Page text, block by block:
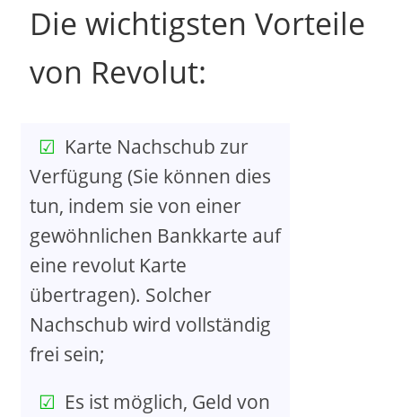
Die wichtigsten Vorteile
von Revolut:
Karte Nachschub zur
Verfügung (Sie können dies
tun, indem sie von einer
gewöhnlichen Bankkarte auf
eine revolut Karte
übertragen). Solcher
Nachschub wird vollständig
frei sein;
Es ist möglich, Geld von